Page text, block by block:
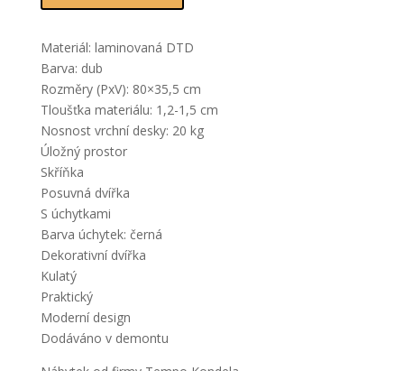
Materiál: laminovaná DTD
Barva: dub
Rozměry (PxV): 80×35,5 cm
Tloušťka materiálu: 1,2-1,5 cm
Nosnost vrchní desky: 20 kg
Úložný prostor
Skříňka
Posuvná dvířka
S úchytkami
Barva úchytek: černá
Dekorativní dvířka
Kulatý
Praktický
Moderní design
Dodáváno v demontu